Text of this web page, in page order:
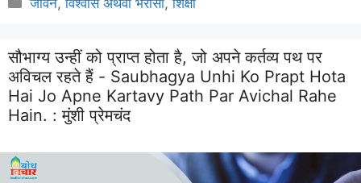
जीवन,विश्वास अथवा भरोसा,शिक्षा
सौभाग्य उन्हीं को प्राप्त होता है, जो अपने कर्तव्य पथ पर
अविचल रहते हैं - Saubhagya Unhi Ko Prapt Hota
Hai Jo Apne Kartavy Path Par Avichal Rahe
Hain. :मुंशी प्रेमचंद